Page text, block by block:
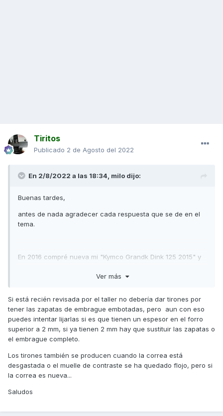
Tiritos
Publicado 2 de Agosto del 2022
En 2/8/2022 a las 18:34, milo dijo:
Buenas tardes,
antes de nada agradecer cada respuesta que se de en el
tema.
En 2016 compré nueva mi "Kymco Grandk Dink 125 2015" y
tirones al arrancar en los semáforos etc. una vez que
y el ralentí se mantiene estable. Por lo que he podido leer,
puede que sea el embrague, que no transmite bien la
fuerza a la campana y de ahí que me pegue tirón hasta que
engancha. ¿Tiene sentido o debería de mirar otra cosa?
Actualmente la moto tiene 32000, correa del variador
recién cambiada en taller y mantenimiento realizado.
Ver más
Si está recién revisada por el taller no debería dar tirones por
tener las zapatas de embrague embotadas, pero aun con eso
puedes intentar lijarlas si es que tienen un espesor en el forro
superior a 2 mm, si ya tienen 2 mm hay que sustituir las zapatas o
el embrague completo.
Los tirones también se producen cuando la correa está
desgastada o el muelle de contraste se ha quedado flojo, pero si
la correa es nueva...
Saludos